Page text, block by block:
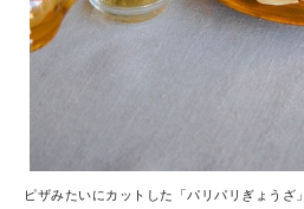
ピザみたいにカットした「パリパリぎょうざ